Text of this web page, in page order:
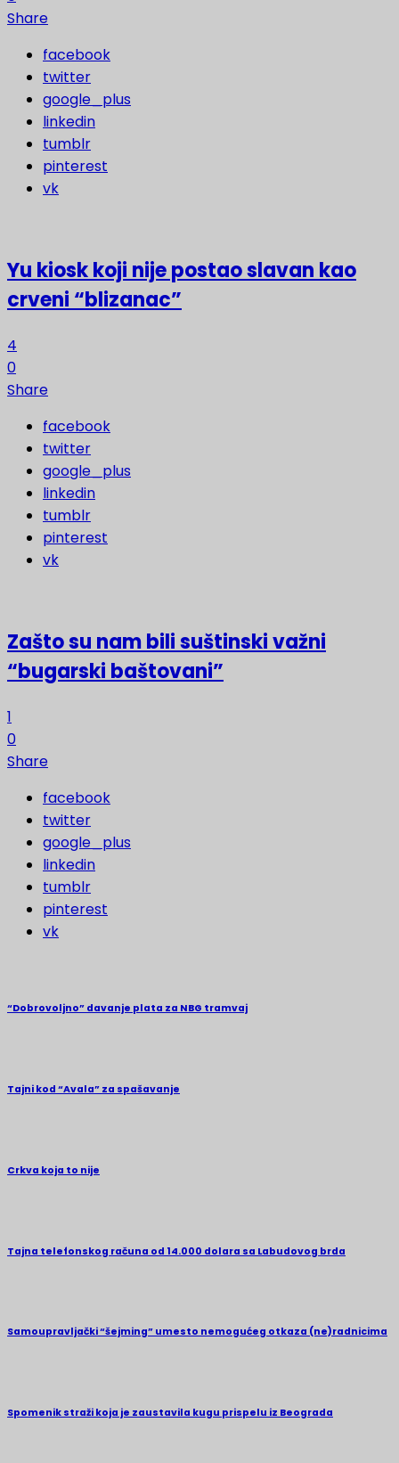
Share
facebook
twitter
google_plus
linkedin
tumblr
pinterest
vk
Yu kiosk koji nije postao slavan kao
crveni “blizanac”
4
0
Share
facebook
twitter
google_plus
linkedin
tumblr
pinterest
vk
Zašto su nam bili suštinski važni
“bugarski baštovani”
1
0
Share
facebook
twitter
google_plus
linkedin
tumblr
pinterest
vk
“Dobrovoljno” davanje plata za NBG tramvaj
Tajni kod “Avala” za spašavanje
Crkva koja to nije
Tajna telefonskog računa od 14.000 dolara sa Labudovog brda
Samoupravljački “šejming” umesto nemogućeg otkaza (ne)radnicima
Spomenik straži koja je zaustavila kugu prispelu iz Beograda